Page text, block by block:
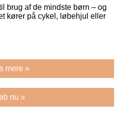
brug af de mindste børn – og
kører på cykel, løbehjul eller
mere »
nu »